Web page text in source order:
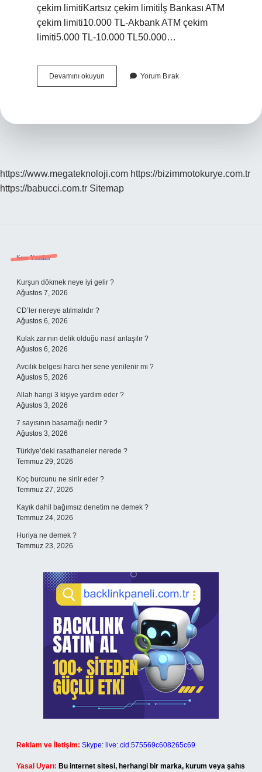
çekim limitiKartsız çekim limitiİş Bankası ATM
çekim limiti10.000 TL-Akbank ATM çekim
limiti5.000 TL-10.000 TL50.000…
Devamını okuyun
En
Yorum Bırak
https://www.megateknoloji.com https://bizimmotokurye.com.tr
https://babucci.com.tr Sitemap
Sidebar
Son Yazılar
Kurşun dökmek neye iyi gelir ?
Ağustos 7, 2026
CD’ler nereye atılmalıdır ?
Ağustos 6, 2026
Kulak zarının delik olduğu nasıl anlaşılır ?
Ağustos 6, 2026
Avcılık belgesi harcı her sene yenilenir mi ?
Ağustos 5, 2026
Allah hangi 3 kişiye yardım eder ?
Ağustos 3, 2026
7 sayısının basamağı nedir ?
Ağustos 3, 2026
Türkiye’deki rasathaneler nerede ?
Temmuz 29, 2026
Koç burcunu ne sinir eder ?
Temmuz 27, 2026
Kayık dahil bağımsız denetim ne demek ?
Temmuz 24, 2026
Huriya ne demek ?
Temmuz 23, 2026
Reklam ve İletişim: Skype: live:.cid.575569c608265c69
Yasal Uyarı: Bu internet sitesi, herhangi bir marka, kurum veya şahıs